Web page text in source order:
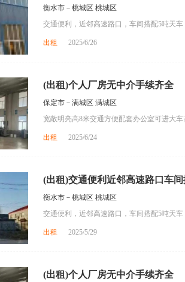
衡水市－桃城区 桃城区
交通便利，近邻高速路口，车间搭配5吨天
出租 2025/6/26
(出租)个人厂房无中介手续齐全
保定市－满城区 满城区
宽敞明亮高8米交通方便配套办公室可进大
出租 2025/6/24
(出租)交通便利近邻高速路口车间
衡水市－桃城区 桃城区
交通便利，近邻高速路口，车间搭配5吨天
出租 2025/5/29
(出租)个人厂房无中介手续齐全